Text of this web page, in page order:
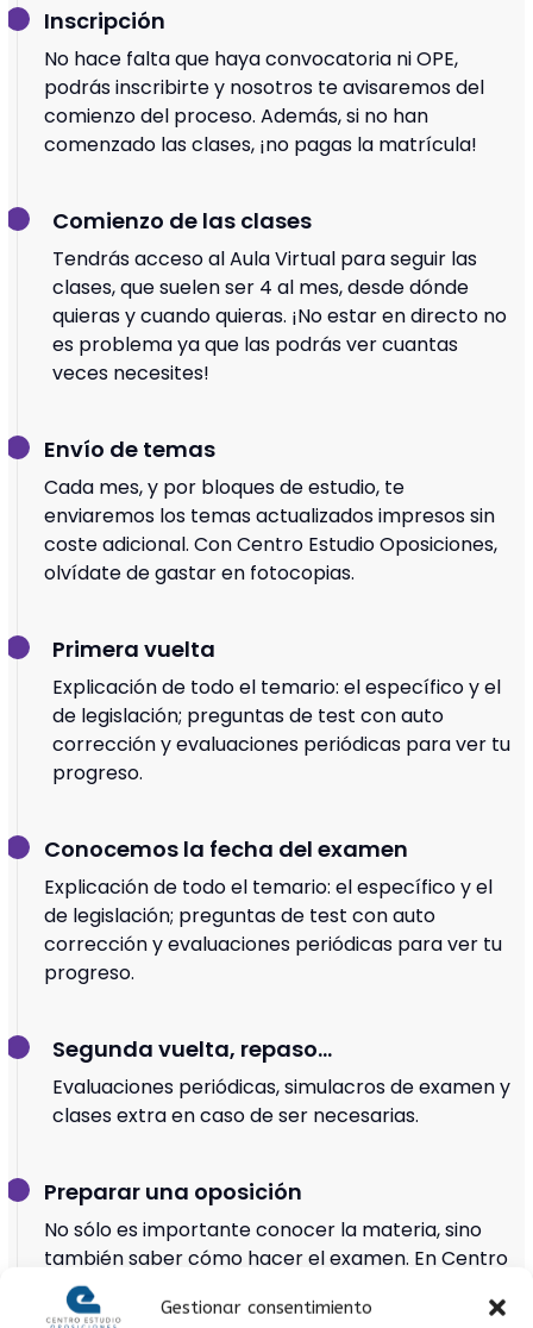
Gestionar consentimiento
Inscripción
No hace falta que haya convocatoria ni OPE,
podrás inscribirte y nosotros te avisaremos del
comienzo del proceso. Además, si no han
comenzado las clases, ¡no pagas la matrícula!
Comienzo de las clases
Tendrás acceso al Aula Virtual para seguir las
clases, que suelen ser 4 al mes, desde dónde
quieras y cuando quieras. ¡No estar en directo no
es problema ya que las podrás ver cuantas
veces necesites!
Envío de temas
Cada mes, y por bloques de estudio, te
enviaremos los temas actualizados impresos sin
coste adicional. Con Centro Estudio Oposiciones,
olvídate de gastar en fotocopias.
Primera vuelta
Explicación de todo el temario: el específico y el
de legislación; preguntas de test con auto
corrección y evaluaciones periódicas para ver tu
progreso.
Conocemos la fecha del examen
Explicación de todo el temario: el específico y el
de legislación; preguntas de test con auto
corrección y evaluaciones periódicas para ver tu
progreso.
Segunda vuelta, repaso...
Evaluaciones periódicas, simulacros de examen y
clases extra en caso de ser necesarias.
Preparar una oposición
No sólo es importante conocer la materia, sino
también saber cómo hacer el examen. En Centro
Estudio Oposiciones te enseñamos técnicas de
estudio y memorización y te ofrecemos sesiones